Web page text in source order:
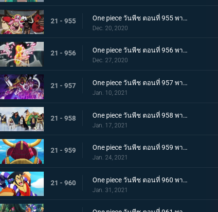
21 - 955 One piece วันพีช ตอนที่ 955 พากย์ไทย พันธมิตรใหม่? รวมพลกองกำลังไคโด!
Dec. 20, 2020
21 - 956 One piece วันพีช ตอนที่ 956 พากย์ไทย การต่อสู้ครั้งใหญ่! กลุ่มหมวกฟางเข้าโหมดต่อสู้!
Dec. 27, 2020
21 - 957 One piece วันพีช ตอนที่ 957 พากย์ไทย ข่าวใหญ่! เหตุการณ์ที่ส่งผลต่อ 7 เทพโจรสลัด!
Jan. 10, 2021
21 - 958 One piece วันพีช ตอนที่ 958 พากย์ไทย ตำนานการต่อสู้! การ์ปและโรเจอร์
Jan. 17, 2021
21 - 959 One piece วันพีช ตอนที่ 959 พากย์ไทย ท่าเรือที่นัดพบ! วะโนะคุนิองก์ 3 เริ่มแล้ว!
Jan. 24, 2021
21 - 960 One piece วันพีช ตอนที่ 960 พากย์ไทย ซามูไรอันดับหนึ่งของวะโนะคุนิ! โคสึกิ โอเด้ง มาแล้ว
Jan. 31, 2021